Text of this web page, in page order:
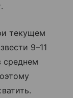
текущем
9–11
среднем